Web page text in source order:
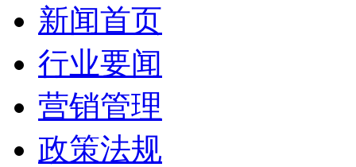
新闻首页
行业要闻
营销管理
政策法规